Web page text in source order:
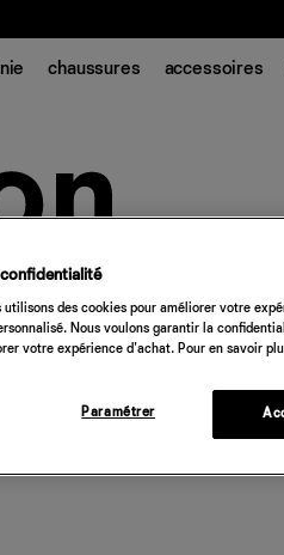
chaussures accessoires
utilisons des cookies pour améliorer votre
Nous voulons garantir la
votre expérience d'achat. Pour en savoir
Paramétrer